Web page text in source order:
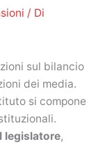
/ Di
sul bilancio
dei media.
si compone
legislatore,